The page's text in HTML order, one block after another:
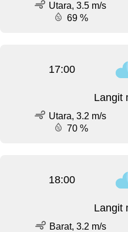
Utara, 3.5 m/s
69 %
17:00
Langit
Utara, 3.2 m/s
70 %
18:00
Langit
Barat, 3.2 m/s